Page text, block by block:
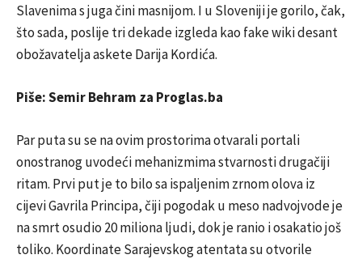
Slavenima s juga čini masnijom. I u Sloveniji je gorilo, čak,
što sada, poslije tri dekade izgleda kao fake wiki desant
obožavatelja askete Darija Kordića.
Piše: Semir Behram za Proglas.ba
Par puta su se na ovim prostorima otvarali portali
onostranog uvodeći mehanizmima stvarnosti drugačiji
ritam. Prvi put je to bilo sa ispaljenim zrnom olova iz
cijevi Gavrila Principa, čiji pogodak u meso nadvojvode je
na smrt osudio 20 miliona ljudi, dok je ranio i osakatio još
toliko. Koordinate Sarajevskog atentata su otvorile